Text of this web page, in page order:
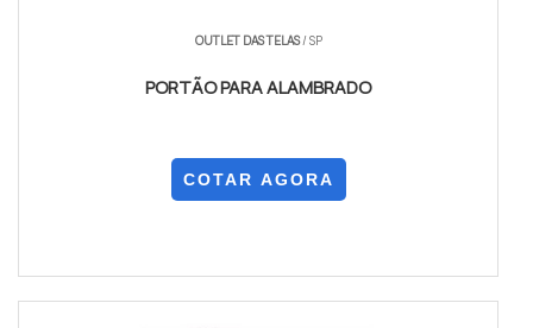
OUTLET DAS TELAS/ SP
PORTÃO PARA ALAMBRADO
COTAR AGORA